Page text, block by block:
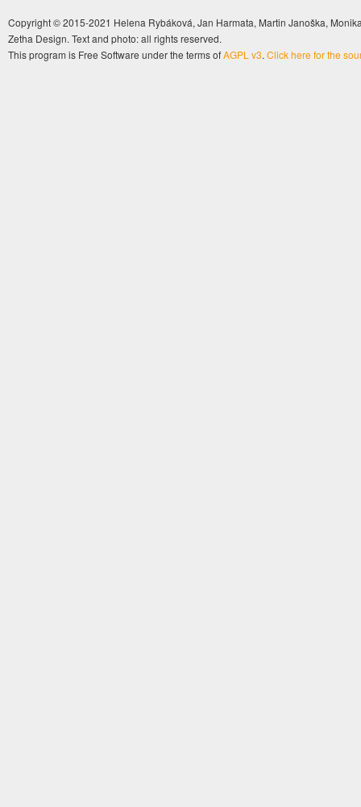
Copyright © 2015-2021 Helena Rybáková, Jan Harmata, Martin Janoška,
Zetha Design. Text and photo: all rights reserved.
This program is Free Software under the terms ofAGPL v3. Click here for the